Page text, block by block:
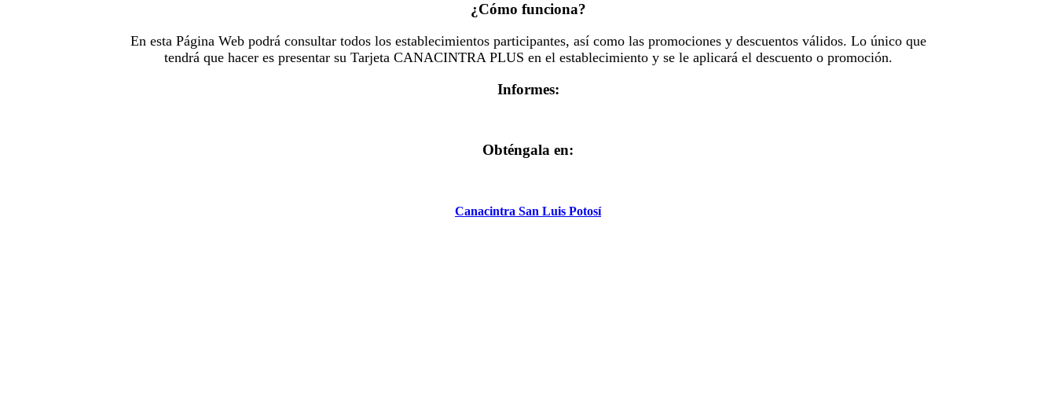
¿Cómo funciona?
En esta Página Web podrá consultar todos los establecimientos participantes, así como las promociones y descuentos válidos. Lo único que
tendrá que hacer es presentar su Tarjeta CANACINTRA PLUS en el establecimiento y se le aplicará el descuento o promoción.
Informes:
Obténgala en:
Canacintra San Luis Potosí